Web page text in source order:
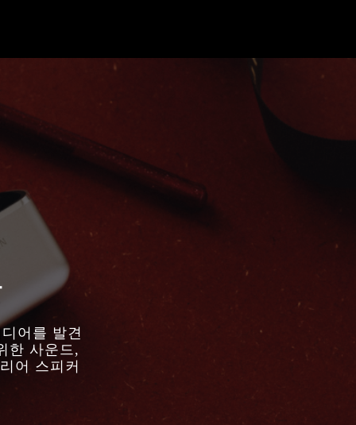
어를 발견
한 사운드,
어 스피커